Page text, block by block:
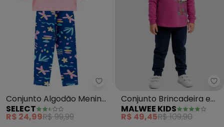
Select - Conjunto Algodão
Conjunto Algodão Menina
Blusa Longa e Calça
(Rosa)
SELECT
R$ 24,99R$ 99,99
Conjunto Brincadeira em
Moletom (Rosa Escuro)
MALWEE KIDS
R$ 49,45R$ 109,90